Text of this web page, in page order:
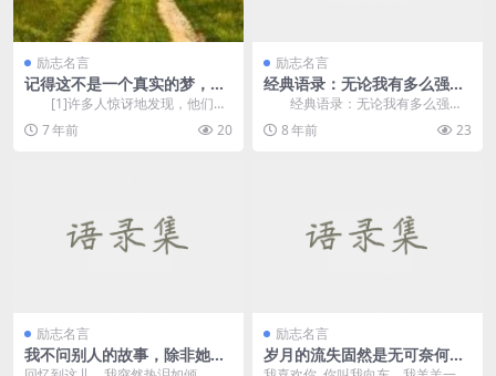
励志名言
记得这不是一个真实的梦，万
幸你醒了
[1]许多人惊讶地发现，他们未
能实现预期目标的原因是因为他们
的主要目标太小而...
7 年前 20
励志名言
经典语录：无论我有多么强
大，你依旧是我的弱点
经典语录：无论我有多么强
大，你依旧是我的弱点 1、本
不是矫情之人却为你做...
8 年前 23
励志名言
我不问别人的故事，除非她自
励志名言
岁月的流失固然是无可奈何，